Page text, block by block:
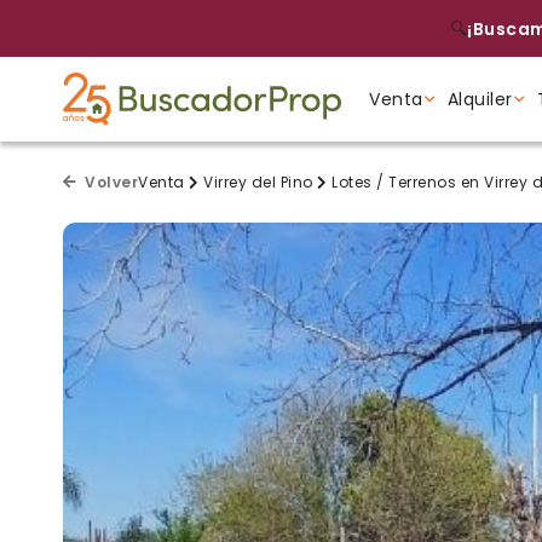
🔍
Venta
Tipo de propiedad
Alquiler
Tipo de propiedad
Tipo de propiedad
VolverVenta Virrey del Pino Lotes / Terrenos en Virrey